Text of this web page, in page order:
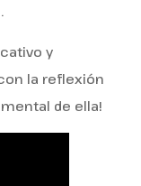
y
la reflexión
de ella!